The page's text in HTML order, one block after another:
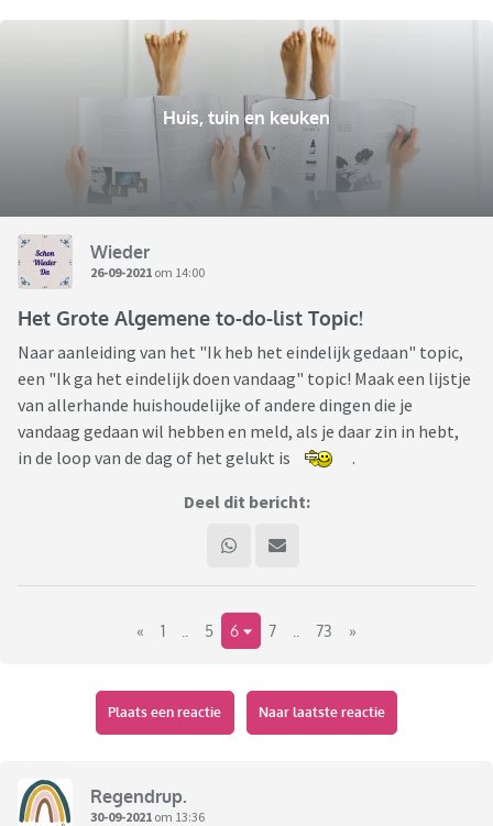
Huis, tuin en keuken
Wieder
26-09-2021 om 14:00
Het Grote Algemene to-do-list Topic!
Naar aanleiding van het "Ik heb het eindelijk gedaan" topic,
een "Ik ga het eindelijk doen vandaag" topic! Maak een lijstje
van allerhande huishoudelijke of andere dingen die je
vandaag gedaan wil hebben en meld, als je daar zin in hebt,
in de loop van de dag of het gelukt is
.
Deel dit bericht:
« 1 5 6 7 73 »
Plaats een reactie Naar laatste reactie
Regendrup.
30-09-2021 om 13:36